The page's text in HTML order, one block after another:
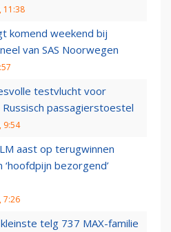
11:38
komend weekend bij
van SAS Noorwegen
testvlucht voor
passagierstoestel
9:54
aast op terugwinnen
bezorgend’
7:26
telg 737 MAX-familie